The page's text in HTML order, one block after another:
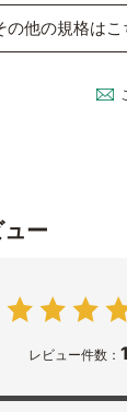
の他の規格は
ー
レビュー件数： 1